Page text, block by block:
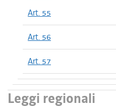
Art. 55
Art. 56
Art. 57
Leggi regionali